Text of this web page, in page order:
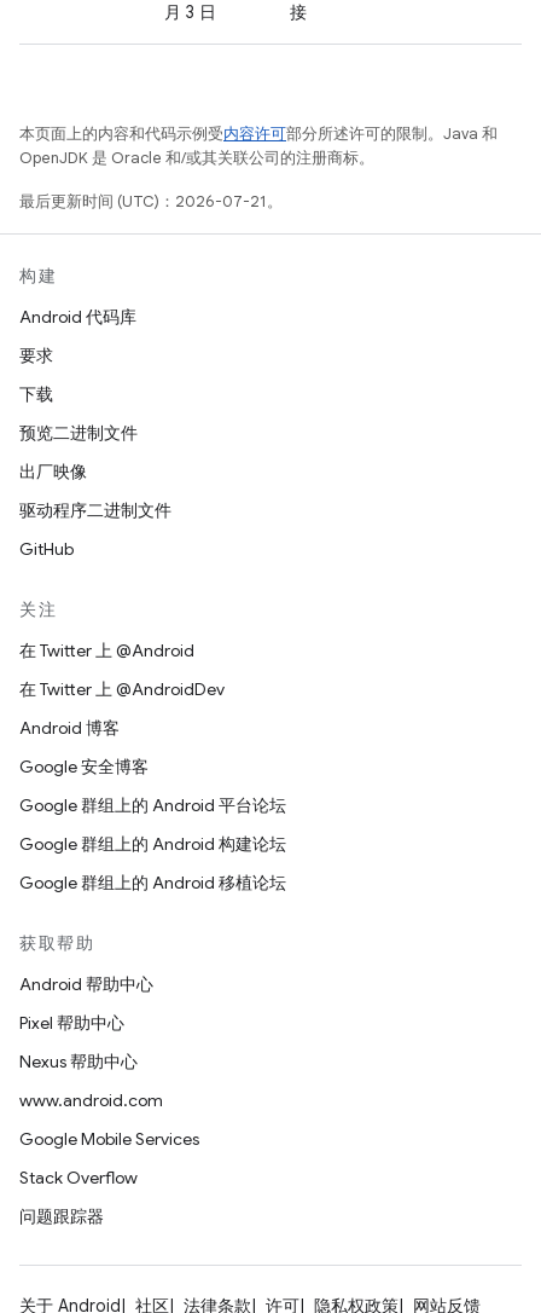
月 3 日
接
本页面上的内容和代码示例受内容许可部分所述许可的限制。Java 和
OpenJDK 是 Oracle 和/或其关联公司的注册商标。
最后更新时间 (UTC)：2026-07-21。
构建
Android 代码库
要求
下载
预览二进制文件
出厂映像
驱动程序二进制文件
GitHub
关注
在 Twitter 上 @Android
在 Twitter 上 @AndroidDev
Android 博客
Google 安全博客
Google 群组上的 Android 平台论坛
Google 群组上的 Android 构建论坛
Google 群组上的 Android 移植论坛
获取帮助
Android 帮助中心
Pixel 帮助中心
Nexus 帮助中心
www.android.com
Google Mobile Services
Stack Overflow
问题跟踪器
关于 Android 社区 法律条款 许可 隐私权政策 网站反馈